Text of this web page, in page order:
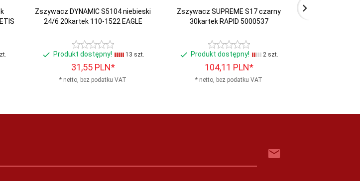
Zszywacz DYNAMIC S5104 niebieski
24/6 20kartek 110-1522 EAGLE
Produkt dostępny! 13 szt.
31,55 PLN*
* netto, bez podatku VAT
Zszywacz SUPREME S17 czarny
30kartek RAPID 5000537
Produkt dostępny! 2 szt.
104,11 PLN*
* netto, bez podatku VAT
Zszywacz 205